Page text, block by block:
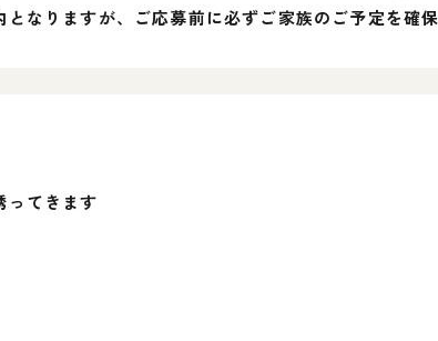
なりますが、ご応募前に必ずご家族のご予定を確
ってきます